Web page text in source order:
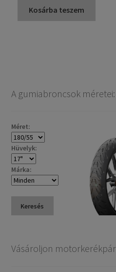
Kosárba teszem
A gumiabroncsok méretei:
Méret:
Hüvelyk:
Márka:
Keresés
Vásároljon